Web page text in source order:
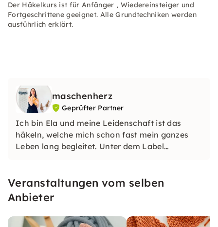
Der Häkelkurs ist für Anfänger , Wiedereinsteiger und
Fortgeschrittene geeignet. Alle Grundtechniken werden
ausführlich erklärt.
maschenherz
Geprüfter Partner
Ich bin Ela und meine Leidenschaft ist das
häkeln, welche mich schon fast mein ganzes
Leben lang begleitet. Unter dem Label
Leidenschaft in meinen Häkelworlshops in Bad
Schönborn.
Veranstaltungen vom selben
Anbieter